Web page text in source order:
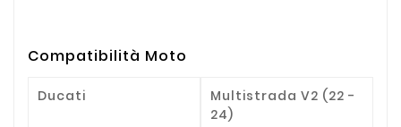
Compatibilità Moto
Ducati
Multistrada V2 (22 -
24)